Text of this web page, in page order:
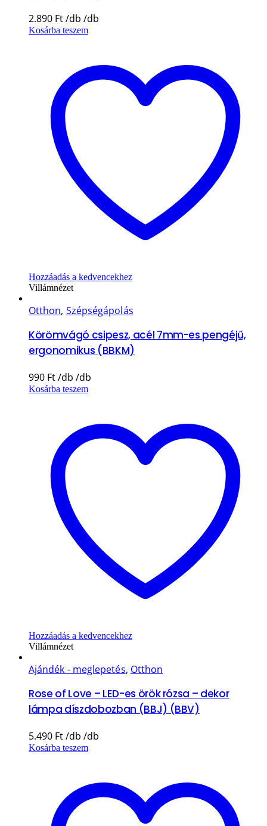
2.890 Ft
Kosárba teszem
Hozzáadás a kedvencekhez
Villámnézet
Otthon, Szépségápolás
Körömvágó csipesz, acél 7mm-es pengéjű,
ergonomikus (BBKM)
990 Ft
Kosárba teszem
Hozzáadás a kedvencekhez
Villámnézet
Ajándék - meglepetés, Otthon
Rose of Love – LED-es örök rózsa – dekor
lámpa díszdobozban (BBJ) (BBV)
5.490 Ft
Kosárba teszem